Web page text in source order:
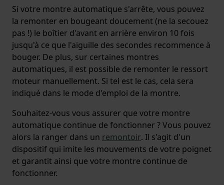
Si votre montre automatique s'arrête, vous pouvez
la remonter en bougeant doucement (ne la secouez
pas !) le boîtier d'avant en arrière environ 10 fois
jusqu'à ce que l'aiguille des secondes recommence à
bouger. De plus, sur certaines montres
automatiques, il est possible de remonter le ressort
moteur manuellement. Si tel est le cas, cela sera
indiqué dans le mode d'emploi de la montre.
Souhaitez-vous vous assurer que votre montre
automatique continue de fonctionner ? Vous pouvez
alors la ranger dans un remontoir. Il s'agit d'un
dispositif qui imite les mouvements de votre poignet
et garantit ainsi que votre montre continue de
fonctionner.